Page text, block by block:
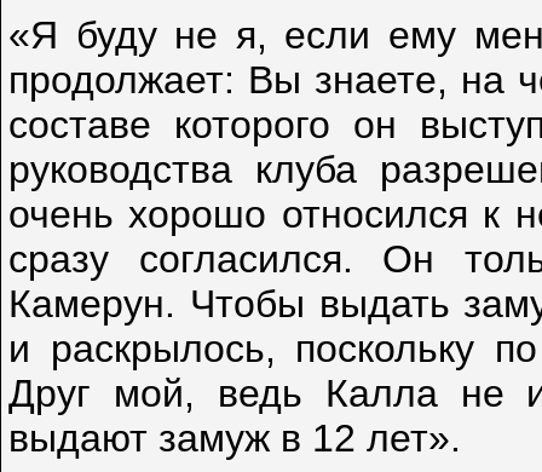
«Я буду не я, если ему
продолжает: Вы знаете, на
составе которого он
руководства клуба
очень хорошо относился к
сразу согласился. Он
Камерун. Чтобы выдать
и раскрылось, поскольку
Друг мой, ведь Калла не
выдают замуж в 12 лет».